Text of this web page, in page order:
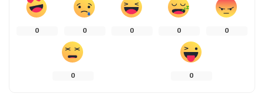
0 0 0 0 0
0 0